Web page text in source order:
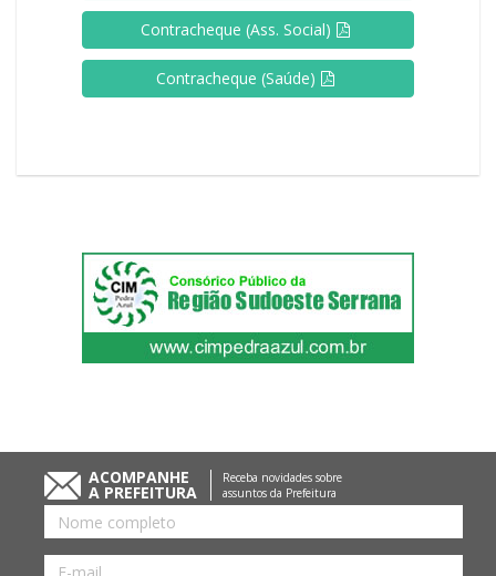
Contracheque (Ass. Social)
Contracheque (Saúde)
ACOMPANHE
A PREFEITURA
Receba novidades sobre
assuntos da Prefeitura